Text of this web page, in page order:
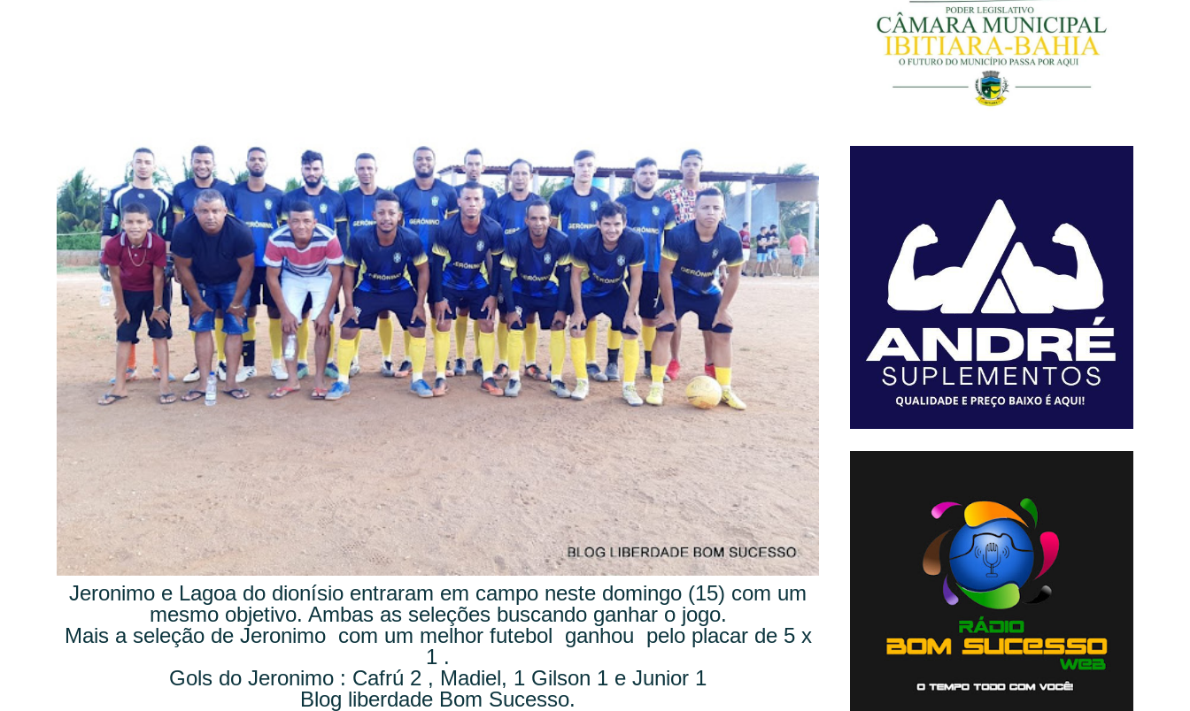
Jeronimo e Lagoa do dionísio entraram em campo neste domingo (15) com um
mesmo objetivo. Ambas as seleções buscando ganhar o jogo.
Mais a seleção de Jeronimo com um melhor futebol ganhou pelo placar de 5 x
1 .
Gols do Jeronimo : Cafrú 2 , Madiel, 1 Gilson 1 e Junior 1
Blog liberdade Bom Sucesso.